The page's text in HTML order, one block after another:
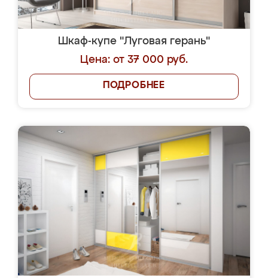
Шкаф-купе "Луговая герань"
Цена: от 37 000 руб.
ПОДРОБНЕЕ